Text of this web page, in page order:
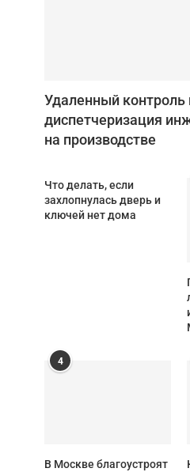
Удаленный контроль
диспетчеризация
на производстве
Что делать, если
захлопнулась дверь и
ключей нет дома
4
В Москве благоустроят